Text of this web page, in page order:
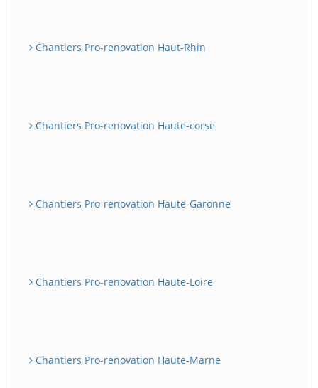
Chantiers Pro-renovation Haut-Rhin
Chantiers Pro-renovation Haute-corse
Chantiers Pro-renovation Haute-Garonne
Chantiers Pro-renovation Haute-Loire
Chantiers Pro-renovation Haute-Marne